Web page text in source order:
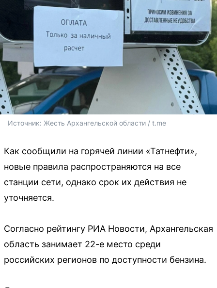
Источник: Жесть Архангельской области / t.me
Как сообщили на горячей линии «Татнефти»,
новые правила распространяются на все
станции сети, однако срок их действия не
уточняется.
Согласно рейтингу РИА Новости, Архангельская
область занимает 22-е место среди
российских регионов по доступности бензина.